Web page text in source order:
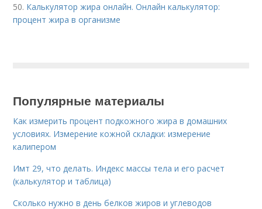
50. Калькулятор жира онлайн. Онлайн калькулятор:
процент жира в организме
Популярные материалы
Как измерить процент подкожного жира в домашних
условиях. Измерение кожной складки: измерение
калипером
Имт 29, что делать. Индекс массы тела и его расчет
(калькулятор и таблица)
Сколько нужно в день белков жиров и углеводов